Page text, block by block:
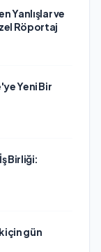
Yanlışlar ve
Röportaj
Yeni Bir
Birliği:
için gün